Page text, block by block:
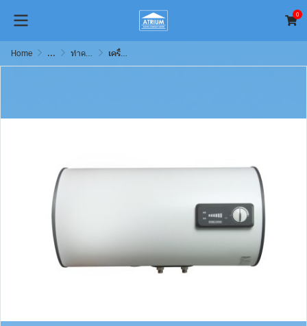
0
Home ... ทำความร้อนด้วยไฟฟ้าและฮีทเตอร์ (Electric Solution) เครื่องทำน้ำร้อนแบบหม้อต้ม Stiebel Eltron รุ่น ESH 100 H Plus T